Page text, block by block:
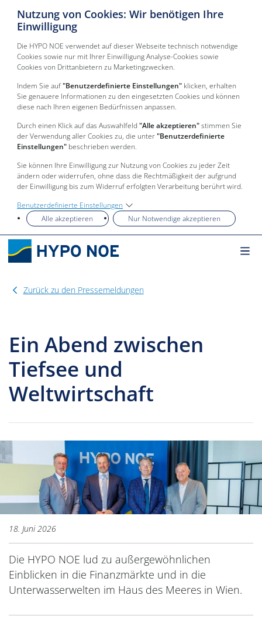
Nutzung von Cookies: Wir benötigen Ihre
Einwilligung
Die HYPO NOE verwendet auf dieser Webseite technisch notwendige
Cookies sowie nur mit Ihrer Einwilligung Analyse-Cookies sowie
Cookies von Drittanbietern zu Marketingzwecken.
Indem Sie auf"Benutzerdefinierte Einstellungen" klicken, erhalten
Sie genauere Informationen zu den eingesetzten Cookies und können
diese nach Ihren eigenen Bedürfnissen anpassen.
Durch einen Klick auf das Auswahlfeld "Alle akzeptieren"stimmen Sie
der Verwendung aller Cookies zu, die unter"Benutzerdefinierte
Einstellungen" beschrieben werden.
Sie können Ihre Einwilligung zur Nutzung von Cookies zu jeder Zeit
ändern oder widerrufen, ohne dass die Rechtmäßigkeit der aufgrund
der Einwilligung bis zum Widerruf erfolgten Verarbeitung berührt wird.
Benutzerdefinierte Einstellungen
Alle akzeptieren
Nur Notwendige akzeptieren
Zurück zu den Pressemeldungen
Ein Abend zwischen
Tiefsee und
Weltwirtschaft
18. Juni 2026
Die HYPO NOE lud zu außergewöhnlichen
Einblicken in die Finanzmärkte und in die
Unterwasserwelten im Haus des Meeres in Wien.